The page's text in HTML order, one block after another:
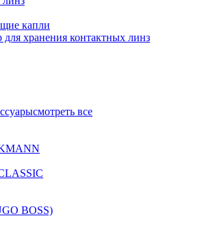
капли
для хранения контактных линз
смотреть все
BOSS)